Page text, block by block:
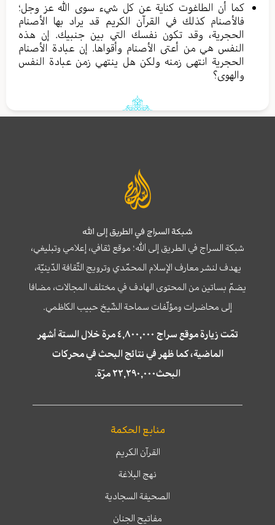
كما أن الطاغوت كناية عن كل شيء سوى الله عز وجل؛
فالأصنام كذلك في القرآن الكريم قد يراد بها الأصنام
الحجرية، وقد تكون نفسك التي بين جنبيك. إن هذه
النفس هي من أعتى الأصنام وأقواها. إن عبادة الأصنام
الحجرية انتهى زمنه ولكن هل ينتهي زمن عبادة النفس
والهوى؟
شبكة السراج في الطريق إلى الله
شبكة السراج في الطريق إلى الله؛ موقع ثقافي، إعلامي وتبليغي،
يهدف لنشر معارف الإسلام المحمّدي وترويج الثّقافة الدّينيّة،
يضمّ بساتين من المحتوى الهادف في مختلف المجالات، مضافا
إلى محاضرات ومؤلّفات سماحة الشّيخ حبيب الكاظمي.
تمّت زيارة موقع سراج ٤,٨٠٠,٠٠٠ مرة خلال الستة أشهر
الماضية، كما ظهر في نتائج البحث في محركات
البحث٢٢,٢٩٠,٠٠٠ مرّة.
منابع الحكمة
القرآن الكريم
نهج البلاغة
الصحيفة السجادية
مفاتيح الجنان